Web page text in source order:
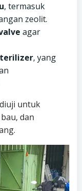
, termasuk
zeolit.
agar
, yang
untuk
dan